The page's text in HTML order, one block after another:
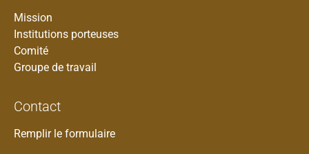
Mission
Institutions porteuses
Comité
Groupe de travail
Contact
Remplir le formulaire